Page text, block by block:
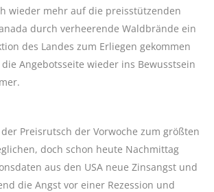
wieder mehr auf die preisstützenden
durch verheerende Waldbrände ein
des Landes zum Erliegen gekommen
Angebotsseite wieder ins Bewusstsein
Preisrutsch der Vorwoche zum größten
doch schon heute Nachmittag
aus den USA neue Zinsangst und
die Angst vor einer Rezession und